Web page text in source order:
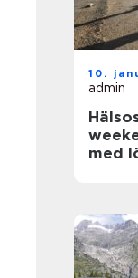
10.
admin
med